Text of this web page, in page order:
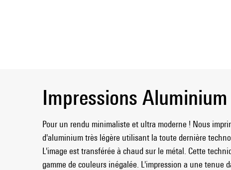
Impressions Aluminium
Pour un rendu minimaliste et ultra moderne ! Nous
d'aluminium très légère utilisant la toute dernière
L'image est transférée à chaud sur le métal. Cette
gamme de couleurs inégalée. L'impression a une tenue